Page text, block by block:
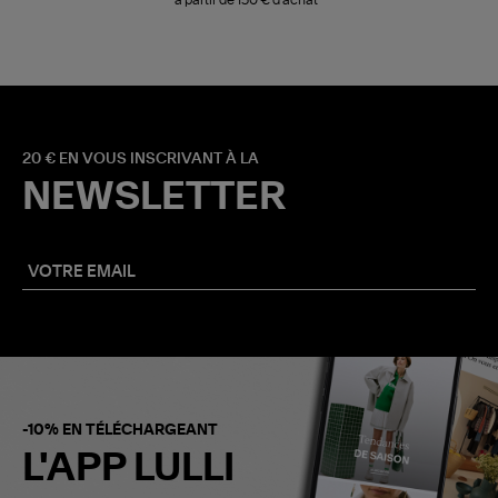
20 € EN VOUS INSCRIVANT À LA
NEWSLETTER
-10% EN TÉLÉCHARGEANT
L'APP LULLI